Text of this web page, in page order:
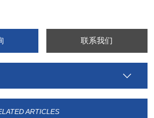
联系我们
ARTICLES